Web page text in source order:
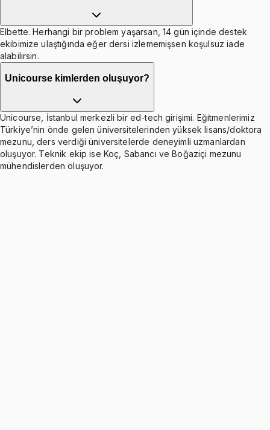
Elbette. Herhangi bir problem yaşarsan, 14 gün içinde destek
ekibimize ulaştığında eğer dersi izlememişsen koşulsuz iade
alabilirsin.
Unicourse kimlerden oluşuyor?
Unicourse, İstanbul merkezli bir ed-tech girişimi. Eğitmenlerimiz
Türkiye’nin önde gelen üniversitelerinden yüksek lisans/doktora
mezunu, ders verdiği üniversitelerde deneyimli uzmanlardan
oluşuyor. Teknik ekip ise Koç, Sabancı ve Boğaziçi mezunu
mühendislerden oluşuyor.